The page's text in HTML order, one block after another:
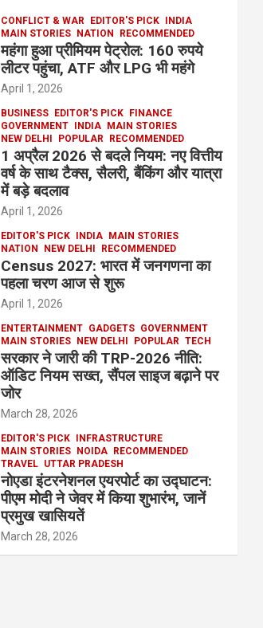
CONFLICT & WAR EDITOR'S PICK INDIA
MAIN STORIES NATION RECOMMENDED
महंगा हुआ प्रीमियम पेट्रोल: 160 रुपये
लीटर पहुंचा, ATF और LPG भी महंगे
April 1, 2026
BUSINESS EDITOR'S PICK FINANCE
GOVERNMENT INDIA MAIN STORIES
NEW DELHI
POPULAR RECOMMENDED
1 अप्रैल 2026 से बदले नियम: नए वित्तीय
वर्ष के साथ टैक्स, सैलरी, बैंकिंग और यात्रा
में बड़े बदलाव
April 1, 2026
EDITOR'S PICK INDIA MAIN STORIES
NATION
NEW DELHI RECOMMENDED
Census 2027: भारत में जनगणना का
पहला चरण आज से शुरू
April 1, 2026
ENTERTAINMENT GADGETS GOVERNMENT
MAIN STORIES NEW DELHI POPULAR TECH
सरकार ने जारी की TRP-2026 नीति:
ऑडिट नियम सख्त, सैंपल साइज बढ़ाने पर
जोर
March 28, 2026
EDITOR'S PICK INFRASTRUCTURE
MAIN STORIES NOIDA RECOMMENDED
TRAVEL UTTAR PRADESH
नोएडा इंटरनेशनल एयरपोर्ट का उद्घाटन:
पीएम मोदी ने जेवर में किया शुभारंभ, जानें
प्रमुख खासियतें
March 28, 2026